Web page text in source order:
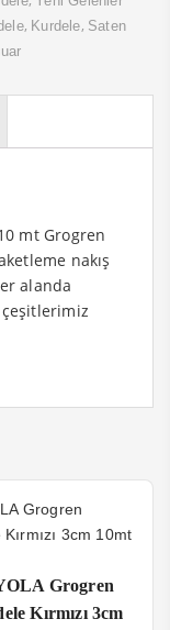
, Kurdele, Saten
mt Grogren
nakış
alanda
Grogren
Kırmızı 3cm